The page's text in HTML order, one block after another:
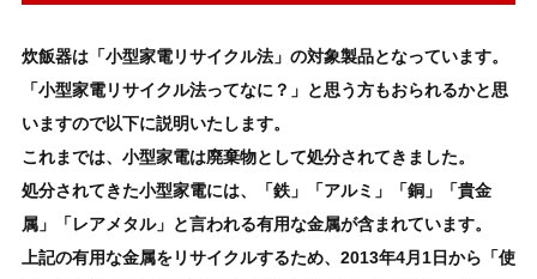
炊飯器は「小型家電リサイクル法」の対象製品となっています。
「小型家電リサイクル法ってなに？」と思う方もおられるかと思
いますので以下に説明いたします。
これまでは、小型家電は廃棄物として処分されてきました。
処分されてきた小型家電には、「鉄」「アルミ」「銅」「貴金
属」「レアメタル」と言われる有用な金属が含まれています。
上記の有用な金属をリサイクルするため、2013年4月1日から「使